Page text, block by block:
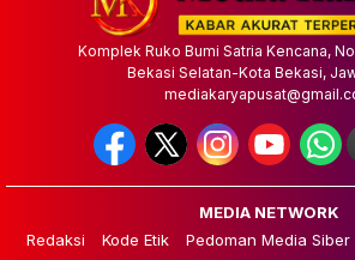
Komplek Ruko Bumi Satria Kencana,
Bekasi Selatan-Kota Bekasi,
MEDIA NETWORK
Redaksi
Kode Etik Pedoman Media Siber